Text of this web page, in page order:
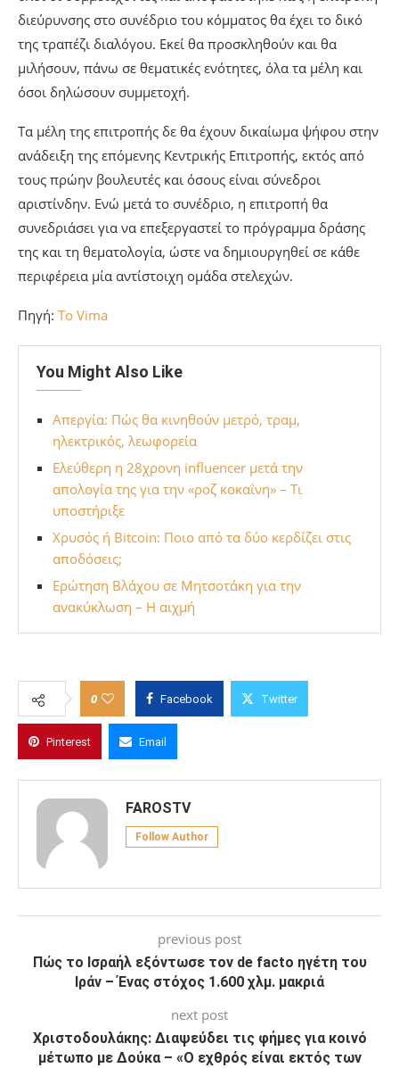
διεύρυνσης στο συνέδριο του κόμματος θα έχει το δικό
της τραπέζι διαλόγου. Εκεί θα προσκληθούν και θα
μιλήσουν, πάνω σε θεματικές ενότητες, όλα τα μέλη και
όσοι δηλώσουν συμμετοχή.
Τα μέλη της επιτροπής δε θα έχουν δικαίωμα ψήφου στην
ανάδειξη της επόμενης Κεντρικής Επιτροπής, εκτός από
τους πρώην βουλευτές και όσους είναι σύνεδροι
αριστίνδην. Ενώ μετά το συνέδριο, η επιτροπή θα
συνεδριάσει για να επεξεργαστεί το πρόγραμμα δράσης
της και τη θεματολογία, ώστε να δημιουργηθεί σε κάθε
περιφέρεια μία αντίστοιχη ομάδα στελεχών.
Πηγή: To Vima
You Might Also Like
Απεργία: Πώς θα κινηθούν μετρό, τραμ,
ηλεκτρικός, λεωφορεία
Ελεύθερη η 28χρονη influencer μετά την
απολογία της για την «ροζ κοκαΐνη» – Τι
υποστήριξε
Χρυσός ή Bitcoin: Ποιο από τα δύο κερδίζει στις
αποδόσεις;
Ερώτηση Βλάχου σε Μητσοτάκη για την
ανακύκλωση – Η αιχμή
0 Facebook Twitter
Pinterest Email
FAROSTV
Follow Author
previous post
Πώς το Ισραήλ εξόντωσε τον de facto ηγέτη του
Ιράν – Ένας στόχος 1.600 χλμ. μακριά
next post
Χριστοδουλάκης: Διαψεύδει τις φήμες για κοινό
μέτωπο με Δούκα – «Ο εχθρός είναι εκτός των